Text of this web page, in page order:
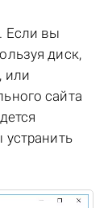
. Если вы
диск,
или
сайта
устранить